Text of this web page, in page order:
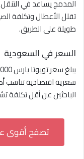
المدمج يساعد في التنقل
تقلل الأعطال وتكلفة
طويلة على الطريق.
السعر في السعودية
سعرية اقتصادية تناسب
الباحثين عن أقل تكلفة
تصفح أقوى